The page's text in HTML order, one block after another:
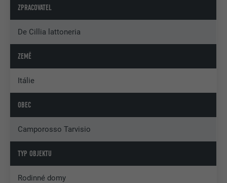
ZPRACOVATEL
De Cillia lattoneria
ZEMĚ
Itálie
OBEC
Camporosso Tarvisio
TYP OBJEKTU
Rodinné domy